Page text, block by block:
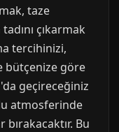
taze
çıkarmak
tercihinizi,
bütçenize göre
geçireceğiniz
atmosferinde
Bu